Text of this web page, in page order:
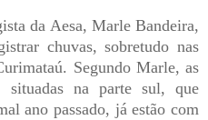
da Aesa, Marle Bandeira,
chuvas, sobretudo nas
Segundo Marle, as
situadas na parte sul, que
ano passado, já estão com